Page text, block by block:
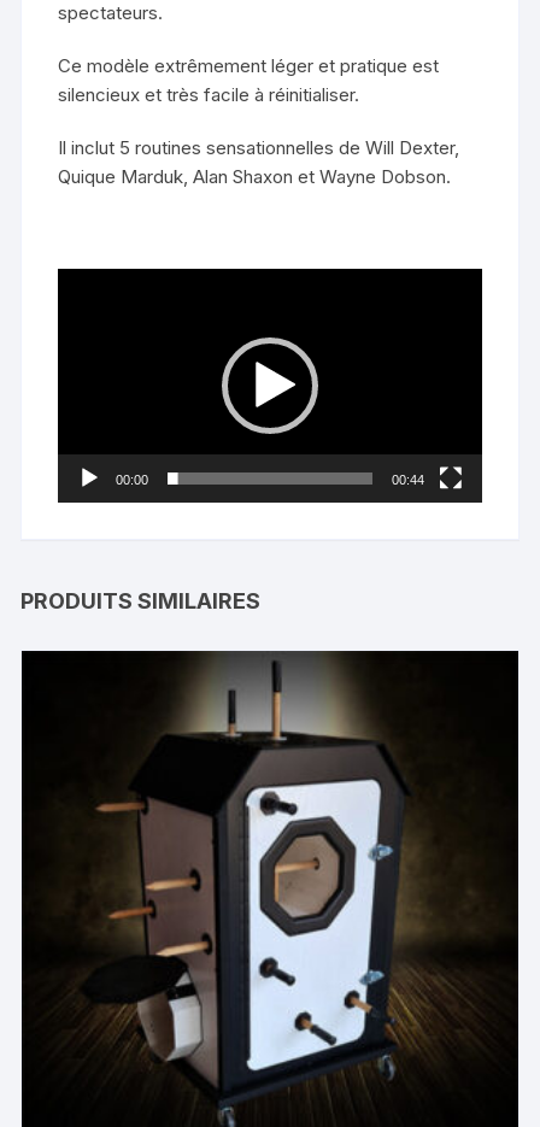
spectateurs.
Ce modèle extrêmement léger et pratique est
silencieux et très facile à réinitialiser.
Il inclut 5 routines sensationnelles de Will Dexter,
Quique Marduk, Alan Shaxon et Wayne Dobson.
00:00 00:44
PRODUITS SIMILAIRES